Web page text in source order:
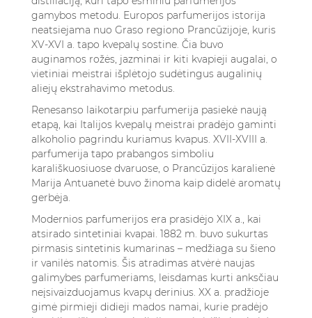
gamybos metodu. Europos parfumerijos istorija
neatsiejama nuo Graso regiono Prancūzijoje, kuris
XV-XVI a. tapo kvepalų sostine. Čia buvo
auginamos rožės, jazminai ir kiti kvapieji augalai, o
vietiniai meistrai išplėtojo sudėtingus augalinių
aliejų ekstrahavimo metodus.
Renesanso laikotarpiu parfumerija pasiekė naują
etapą, kai Italijos kvepalų meistrai pradėjo gaminti
alkoholio pagrindu kuriamus kvapus. XVII-XVIII a.
parfumerija tapo prabangos simboliu
karališkuosiuose dvaruose, o Prancūzijos karalienė
Marija Antuanetė buvo žinoma kaip didelė aromatų
gerbėja.
Modernios parfumerijos era prasidėjo XIX a., kai
atsirado sintetiniai kvapai. 1882 m. buvo sukurtas
pirmasis sintetinis kumarinas – medžiaga su šieno
ir vanilės natomis. Šis atradimas atvėrė naujas
galimybes parfumeriams, leisdamas kurti anksčiau
neįsivaizduojamus kvapų derinius. XX a. pradžioje
gimė pirmieji didieji mados namai, kurie pradėjo